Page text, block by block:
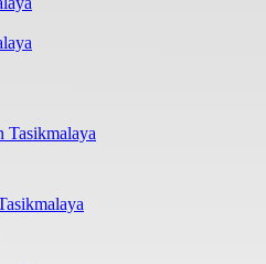
Tasikmalaya